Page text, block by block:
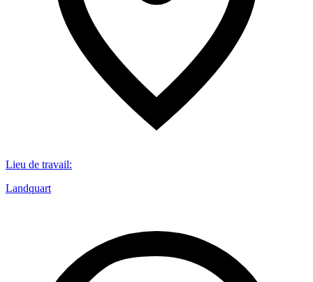
Lieu de travail:
Landquart